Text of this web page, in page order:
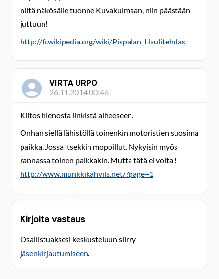
niitä näkösälle tuonne Kuvakulmaan, niin päästään
juttuun!
http://fi.wikipedia.org/wiki/Pispalan_Haulitehdas
VIRTA URPO
26.11.2014 00:46
Kiitos hienosta linkistä aiheeseen.
Onhan siellä lähistöllä toinenkin motoristien suosima
paikka. Jossa itsekkin mopoillut. Nykyisin myös
rannassa toinen paikkakin. Mutta tätä ei voita !
http://www.munkkikahvila.net/?page=1
Kirjoita vastaus
Osallistuaksesi keskusteluun siirry
jäsenkirjautumiseen.